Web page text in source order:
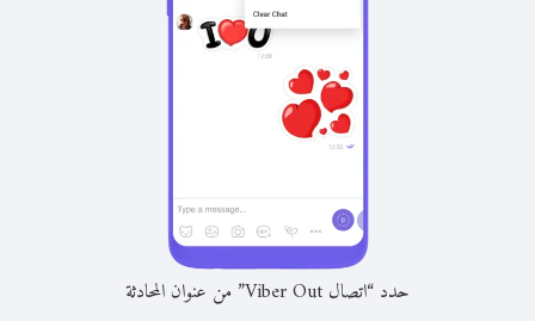
حدد “اتصال Viber Out” من عنوان المحادثة